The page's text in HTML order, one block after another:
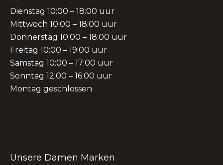
Dienstag 10:00 – 18:00 uur
Mittwoch 10:00 – 18:00 uur
Donnerstag 10:00 – 18:00 uur
Freitag 10:00 – 19:00 uur
Samstag 10:00 – 17:00 uur
Sonntag 12:00 – 16:00 uur
Montag geschlossen
Unsere Damen Marken